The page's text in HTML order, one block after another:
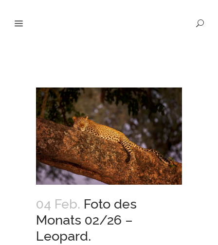
04 Feb. Foto des
Monats 02/26 –
Leopard.